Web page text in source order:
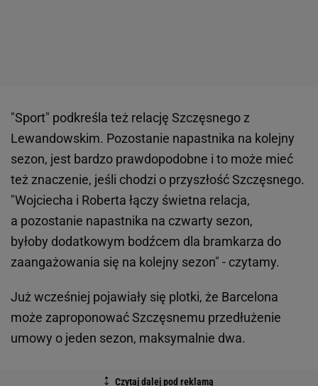
"Sport" podkreśla też relację Szczęsnego z
Lewandowskim. Pozostanie napastnika na kolejny
sezon, jest bardzo prawdopodobne i to może mieć
też znaczenie, jeśli chodzi o przyszłość Szczęsnego.
"Wojciecha i Roberta łączy świetna relacja,
a pozostanie napastnika na czwarty sezon,
byłoby dodatkowym bodźcem dla bramkarza do
zaangażowania się na kolejny sezon" - czytamy.
Już wcześniej pojawiały się plotki, że Barcelona
może zaproponować Szczęsnemu przedłużenie
umowy o jeden sezon, maksymalnie dwa.